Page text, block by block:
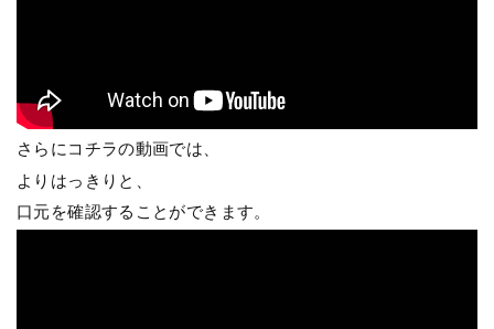
さらにコチラの動画では、
よりはっきりと、
口元を確認することができます。